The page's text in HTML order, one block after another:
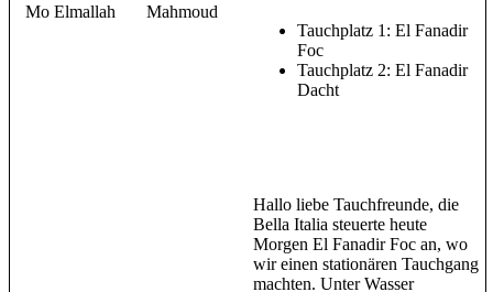
Mo Elmallah Mahmoud
Tauchplatz 1: El Fanadir
Foc
Tauchplatz 2: El Fanadir
Dacht
Hallo liebe Tauchfreunde, die
Bella Italia steuerte heute
Morgen El Fanadir Foc an, wo
wir einen stationären Tauchgang
machten. Unter Wasser